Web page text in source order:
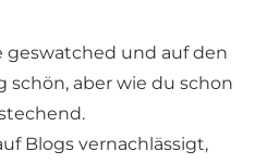
geswatched und auf den
aber wie du schon
Blogs vernachlässigt,